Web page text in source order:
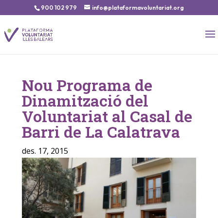
900 102 979 info@plataformavoluntariat.org
Nou Programa de
Dinamització del
Voluntariat al Casal de
Barri de La Calatrava
des. 17, 2015